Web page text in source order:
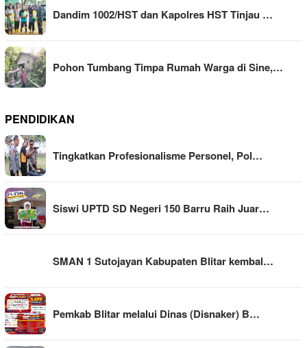
Dandim 1002/HST dan Kapolres HST Tinjau …
Pohon Tumbang Timpa Rumah Warga di Sine,…
PENDIDIKAN
Tingkatkan Profesionalisme Personel, Pol…
Siswi UPTD SD Negeri 150 Barru Raih Juar…
SMAN 1 Sutojayan Kabupaten Blitar kembal…
Pemkab Blitar melalui Dinas (Disnaker) B…